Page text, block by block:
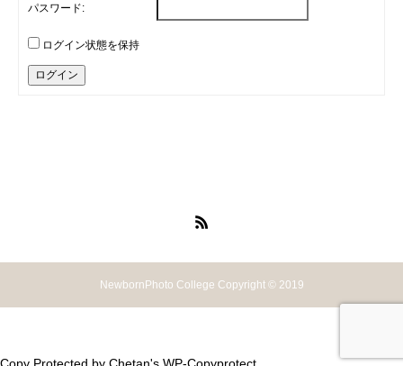
パスワード:
ログイン状態を保持
ログイン
NewbornPhoto College Copyright © 2019